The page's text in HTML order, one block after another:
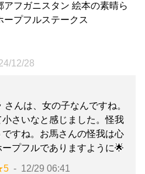
アフガニスタン 絵本の素晴ら
ープフルステークス
12/28
さんは、女の子なんですね。
さいなと感じました。怪我
ですね。お馬さんの怪我は心
プフルでありますように🌟
12/29 06:41